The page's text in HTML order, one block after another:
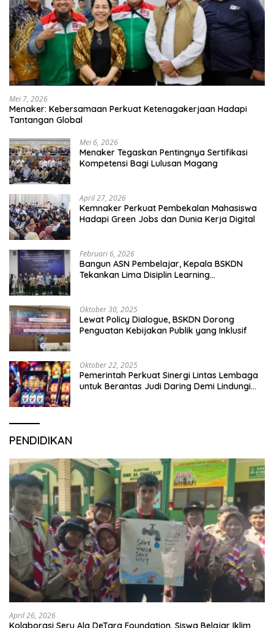
Mei 7, 2026
Menaker: Kebersamaan Perkuat Ketenagakerjaan Hadapi
Tantangan Global
Mei 6, 2026
Menaker Tegaskan Pentingnya Sertifikasi
Kompetensi Bagi Lulusan Magang
April 27, 2026
Kemnaker Perkuat Pembekalan Mahasiswa
Hadapi Green Jobs dan Dunia Kerja Digital
Februari 6, 2026
Bangun ASN Pembelajar, Kepala BSKDN
Tekankan Lima Disiplin Learning
Oktober 30, 2025
Lewat Policy Dialogue, BSKDN Dorong
Penguatan Kebijakan Publik yang Inklusif
Oktober 22, 2025
Pemerintah Perkuat Sinergi Lintas Lembaga
untuk Berantas Judi Daring Demi Lindungi
PENDIDIKAN
April 26, 2026